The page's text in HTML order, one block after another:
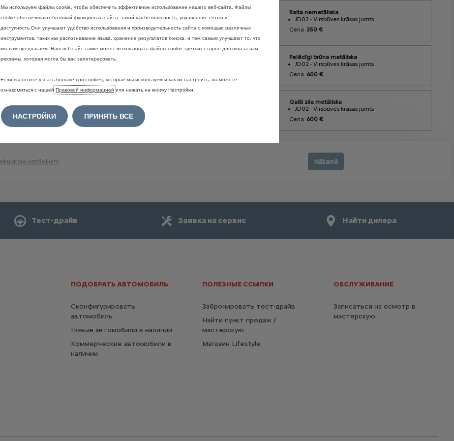
Тест-драйв Заявка на сервис Найти дилера
ПОДОБРАТЬ АВТОМОБИЛЬ
Сконфигурировать
автомобиль
Новые автомобили в наличии
Коммерческие автомобили в
наличии
ПОЛЕЗНЫЕ ССЫЛКИ
Забронировать тест-драйв
Найти пункт продаж /
мастерскую
Магазин Lifestyle
ОБСЛУЖИВАНИЕ
Записаться на осмотр в
мастерскую
Мы используем файлы cookie, чтобы обеспечить эффективное использование нашего веб-сайта. Файлы
cookie обеспечивают базовый функционал сайта, такой как безопасность, управление сетью и
доступность.Они улучшают удобство использования и производительность сайта с помощью различных
инструментов, таких как распознавание языка, хранение результатов поиска, и тем самым улучшают то, что
мы вам предлагаем. Наш веб-сайт также может использовать файлы cookie третьих сторон для показа вам
рекламы, которая могла бы вас заинтересовать.
Если вы хотите узнать больше про cookies, которые мы используем и как их настроить, вы можете
ознакомиться с нашей Правовой информацией или нажать на кнопку Настройки.
НАСТРОЙКИ ПРИНЯТЬ ВСЕ